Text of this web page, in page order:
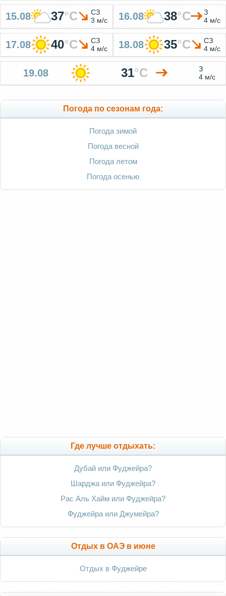
15.08 37°C
СЗ
3 м/с
16.08 38°C
З
4 м/с
17.08 40°C
СЗ
4 м/с
18.08 35°C
СЗ
4 м/с
19.08 31°C
З
4 м/с
Погода по сезонам года:
Погода зимой
Погода весной
Погода летом
Погода осенью
Где лучше отдыхать:
Дубай или Фуджейра?
Шарджа или Фуджейра?
Рас Аль Хайм или Фуджейра?
Фуджейра или Джумейра?
Отдых в ОАЭ в июне
Отдых в Фуджейре